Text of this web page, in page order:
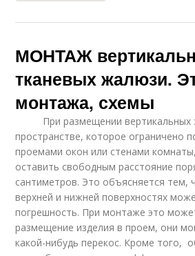
МОНТАЖ
тканевых жалюзи.
монтажа, схемы
При размещении вертикальных
пространстве, которое ограничено
проемами окон или стенами
оставить свободным расстояние
сантиметров. Это объясняется тем,
верхней и нижней поверхностях
погрешность. При монтаже это
размещение изделия в проем, они
какой-нибудь перекос. Кроме того,